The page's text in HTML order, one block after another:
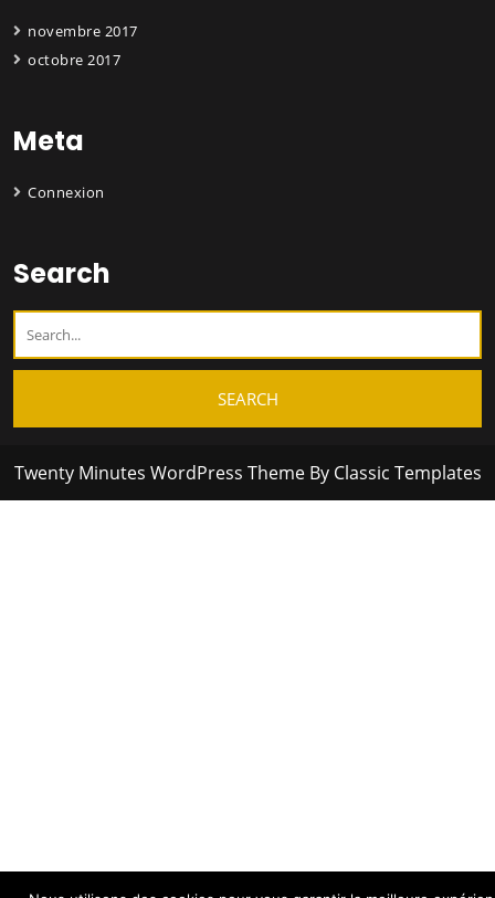
novembre 2017
octobre 2017
Meta
Connexion
Search
Twenty Minutes WordPress Theme By Classic Templates